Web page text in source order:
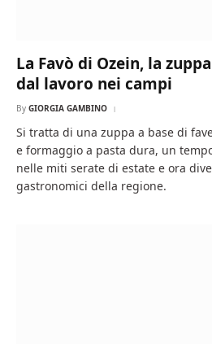
La Favò di Ozein, la
dal lavoro nei campi
By GIORGIA GAMBINO
Si tratta di una zuppa a base di
e formaggio a pasta dura, un
nelle miti serate di estate e ora
gastronomici della regione.